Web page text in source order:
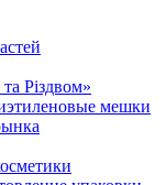
Різдвом»
мешки